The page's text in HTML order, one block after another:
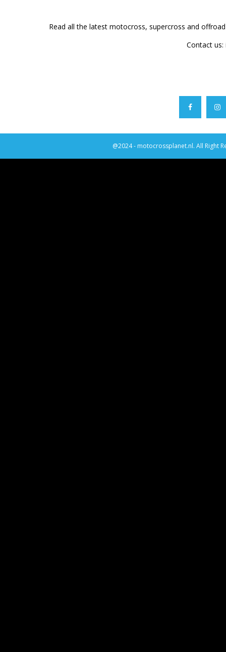
Read all the latest motocross, supercross and
Contact us:
@2024 - motocrossplanet.nl. All Right